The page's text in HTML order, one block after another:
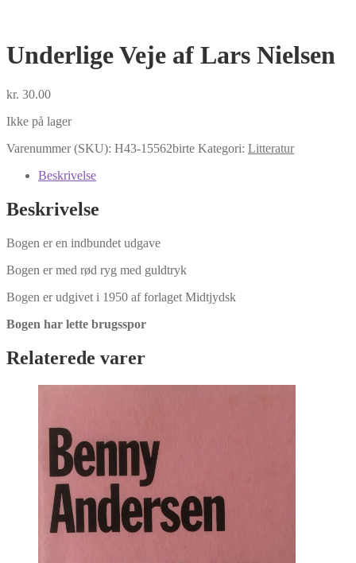
Underlige Veje af Lars Nielsen
kr. 30.00
Ikke på lager
Varenummer (SKU): H43-15562birte Kategori: Litteratur
Beskrivelse
Beskrivelse
Bogen er en indbundet udgave
Bogen er med rød ryg med guldtryk
Bogen er udgivet i 1950 af forlaget Midtjydsk
Bogen har lette brugsspor
Relaterede varer